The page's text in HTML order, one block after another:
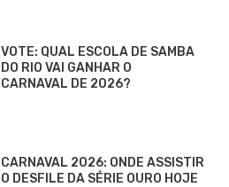
VOTE: QUAL ESCOLA DE SAMBA
DO RIO VAI GANHAR O
CARNAVAL DE 2026?
CARNAVAL 2026: ONDE ASSISTIR
O DESFILE DA SÉRIE OURO HOJE